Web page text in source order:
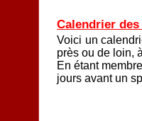
Calendrier
Voici un
près ou de loin,
En étant
jours avant un